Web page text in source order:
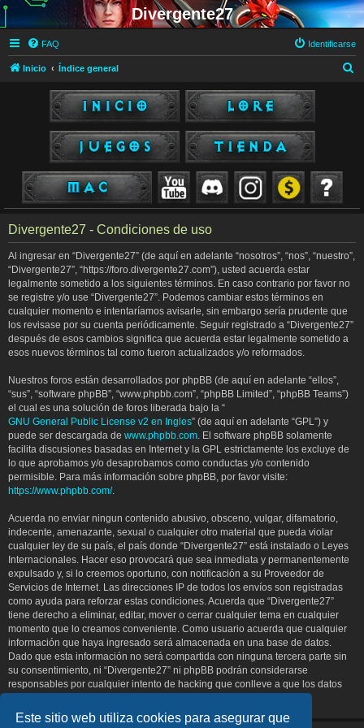
Este sitio web utiliza cookies para asegurar que
Divergente27
FAQ Identificarse
Inicio Índice general
Divergente27 - Condiciones de uso
Al ingresar en “Divergente27” (de aquí en adelante “nosotros”, “nos”, “nuestro”,
“Divergente27”, “https://foro.divergente27.com”), usted acuerda estar
legalmente sometido a los siguientes términos. En caso contrario por favor no
se registre y/o use “Divergente27”. Podemos cambiar estos términos en
cualquier momento e intentaríamos avisarle, sin embargo sería prudente que
los revisase por su cuenta periódicamente. Seguir registrado a “Divergente27”
después de esos cambios significa que acuerda estar legalmente sometido a
esos nuevos términos tal como fueron actualizados y/o reformados.
Nuestros foros están desarrollados por phpBB (de aquí en adelante “ellos”,
“sus”, “software phpBB”, “www.phpbb.com”, “phpBB Limited”, “phpBB Teams”)
el cual es una solución de foros liberada bajo la “
GNU General Public License v2 en Ingles” (de aquí en adelante “GPL”) y
puede ser descargada de www.phpbb.com. El software phpBB solamente
facilita discusiones basadas en Internet y la GPL estrictamente los excluye de
lo que aprobamos y/o desaprobamos como conductas y/o contenido
permisible. Para más información sobre phpBB, por favor visite:
https://www.phpbb.com/.
Acuerda no enviar ningun contenido abusivo, obsceno, vulgar, difamatorio,
indecente, amenazante, sexual o cualquier otro material que pueda violar
cualquier ley de su país, el país donde “Divergente27” está instalado o Leyes
Internacionales. Hacer eso provocará que sea inmediata y permanentemente
expulsado y, si lo creemos oportuno, con notificación a su Proveedor de
Servicios de Internet. Las direcciones IP de todos los envíos son registradas
como ayuda para reforzar estas condiciones. Acuerda que “Divergente27”
tiene derecho a eliminar, editar, mover o cerrar cualquier tema en cualquier
momento que lo creamos conveniente. Como usuario acuerda que cualquier
información que haya ingresado será almacenada en una base de datos.
Dado que esta información no será compartida con ninguna tercera parte sin
su consentimiento, ni “Divergente27” ni phpBB podrán considerarse
responsables por cualquier intento de hacking que conlleve a que los datos